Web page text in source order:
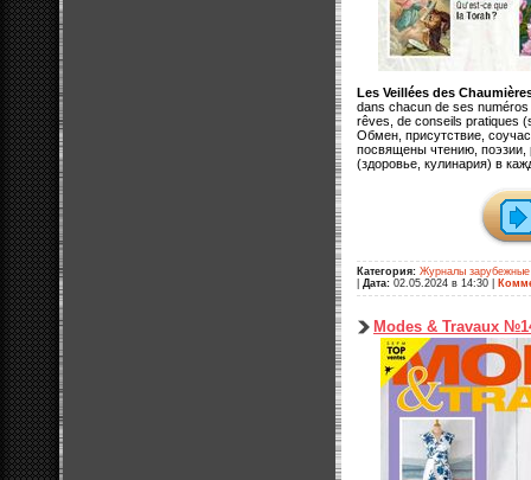
Les Veillées des
dans chacun de ses numéros
rêves, de conseils pratiques
Обмен, присутствие,
посвящены чтению, поэзии,
(здоровье, кулинария) в
Категория: Журналы зарубежные
Дата: 02.05.2024 в 14:30
Modes & Travaux